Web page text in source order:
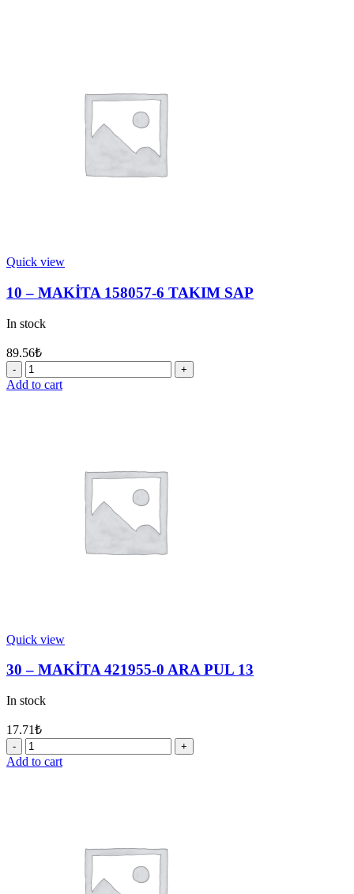
Quick view
10 – MAKİTA 158057-6 TAKIM SAP
In stock
89.56₺
10
-
Add to cart
Quick view
30 – MAKİTA 421955-0 ARA PUL 13
In stock
17.71₺
30
-
Add to cart